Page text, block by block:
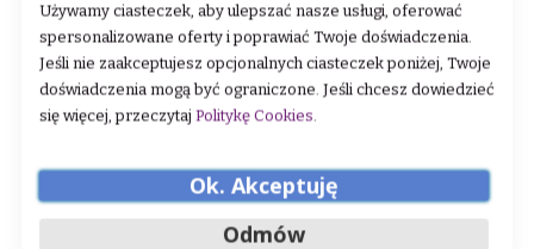
DODAJ DO KOSZYKA
Używamy ciasteczek, aby ulepszać nasze usługi, oferować
spersonalizowane oferty i poprawiać Twoje doświadczenia.
Jeśli nie zaakceptujesz opcjonalnych ciasteczek poniżej, Twoje
doświadczenia mogą być ograniczone. Jeśli chcesz dowiedzieć
się więcej, przeczytaj Politykę Cookies.
Ok. Akceptuję
Odmów